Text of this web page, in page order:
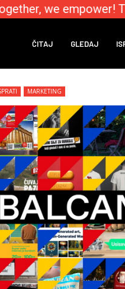
we empower!
ČITAJ GLEDAJ
MARKETING